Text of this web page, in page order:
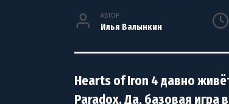
АВТОР
Илья Валынкин
Hearts of Iron 4 давно
Paradox. Да, базовая игра